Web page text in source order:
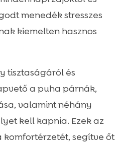
menedék stresszes
kiemelten hasznos
tisztaságáról és
a puha párnák,
valamint néhány
kell kapnia. Ezek az
segítve őt